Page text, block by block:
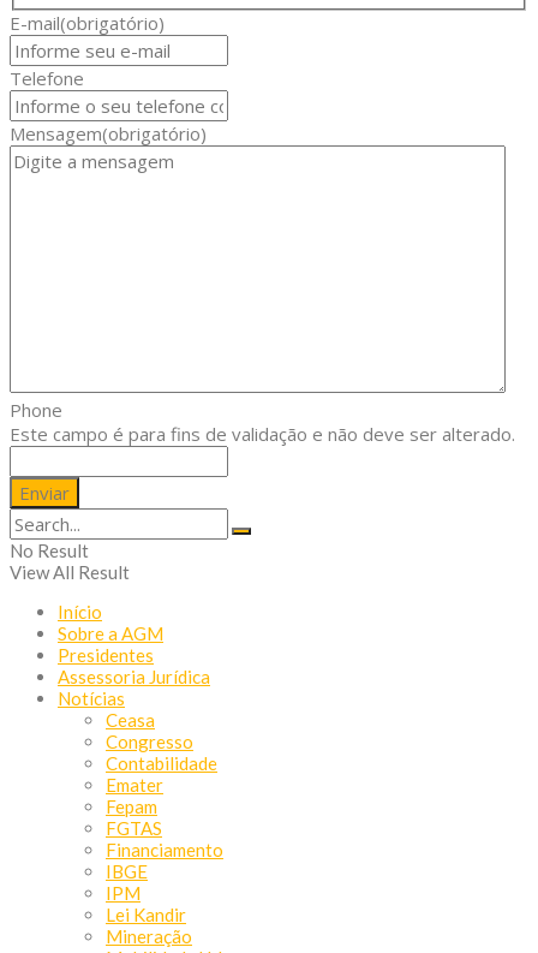
E-mail(obrigatório)
Telefone
Mensagem(obrigatório)
Phone
Este campo é para fins de validação e não deve ser alterado.
No Result
View All Result
Início
Sobre a AGM
Presidentes
Assessoria Jurídica
Notícias
Ceasa
Congresso
Contabilidade
Emater
Fepam
FGTAS
Financiamento
IBGE
IPM
Lei Kandir
Mineração